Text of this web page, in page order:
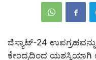
ಜಿಸ್ಯಾಟ್-24
ಕೇಂದ್ರದಿಂದ